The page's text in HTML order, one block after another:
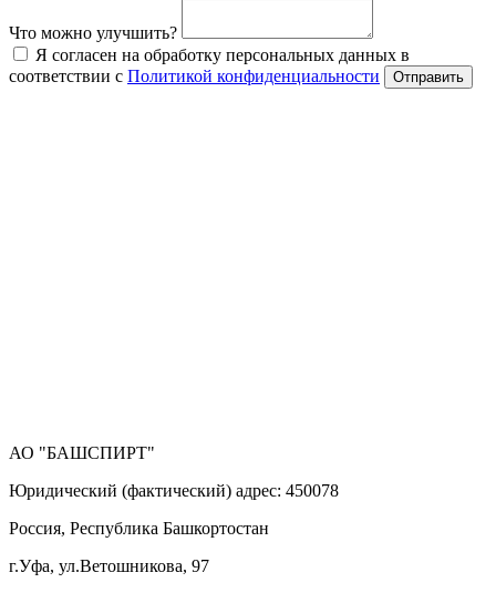
Что можно улучшить?
Я согласен на обработку персональных данных в
соответствии с Политикой конфиденциальности Отправить
АО "БАШСПИРТ"
Юридический (фактический) адрес: 450078
Россия, Республика Башкортостан
г.Уфа, ул.Ветошникова, 97